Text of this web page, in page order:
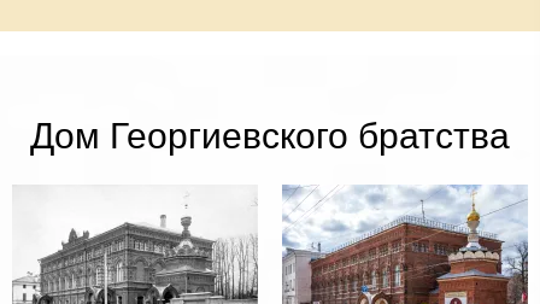
Дом Георгиевского братства